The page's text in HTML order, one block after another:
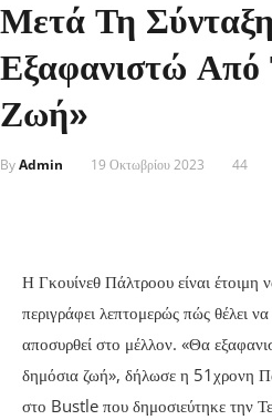
Μετά Τη
Εξαφανιστώ Από
Ζωή»
ByAdmin 19 Οκτωβρίου 2023 44
Η Γκουίνεθ Πάλτροου είναι έτοιμη
περιγράφει λεπτομερώς πώς θέλει
αποσυρθεί στο μέλλον. «Θα
δημόσια ζωή», δήλωσε η 51χρονη
στο Bustle που δημοσιεύτηκε την